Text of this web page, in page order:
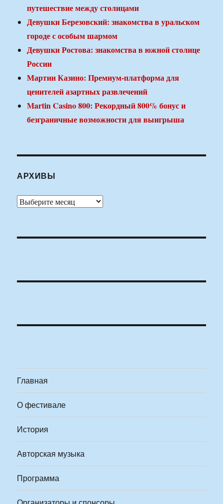
путешествие между столицами
Девушки Березовский: знакомства в уральском
городе с особым шармом
Девушки Ростова: знакомства в южной столице
России
Мартин Казино: Премиум-платформа для
ценителей азартных развлечений
Martin Casino 800: Рекордный 800% бонус и
безграничные возможности для выигрыша
АРХИВЫ
Архивы
Главная
О фестивале
История
Авторская музыка
Программа